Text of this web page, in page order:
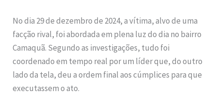
No dia 29 de dezembro de 2024, a vítima, alvo de uma
facção rival, foi abordada em plena luz do dia no bairro
Camaquã. Segundo as investigações, tudo foi
coordenado em tempo real por um líder que, do outro
lado da tela, deu a ordem final aos cúmplices para que
executassem o ato.